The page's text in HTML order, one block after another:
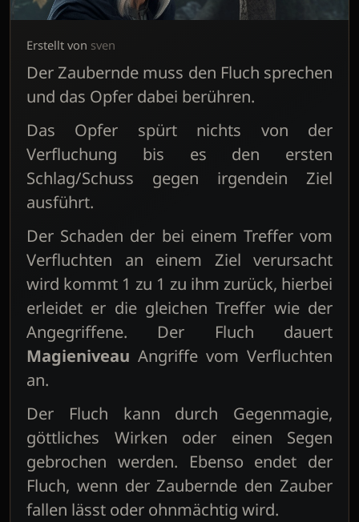
Erstellt von sven
Der Zaubernde muss den Fluch sprechen
und das Opfer dabei berühren.
Das Opfer spürt nichts von der
Verfluchung bis es den ersten
Schlag/Schuss gegen irgendein Ziel
ausführt.
Der Schaden der bei einem Treffer vom
Verfluchten an einem Ziel verursacht
wird kommt 1 zu 1 zu ihm zurück, hierbei
erleidet er die gleichen Treffer wie der
Angegriffene. Der Fluch dauert
Magieniveau Angriffe vom Verfluchten
an.
Der Fluch kann durch Gegenmagie,
göttliches Wirken oder einen Segen
gebrochen werden. Ebenso endet der
Fluch, wenn der Zaubernde den Zauber
fallen lässt oder ohnmächtig wird.